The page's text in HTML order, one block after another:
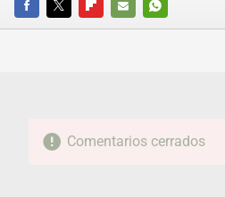
FACEBOOKTWITTERFLIPBOARD
E-
WHATSAPP
Comentarios cerrados